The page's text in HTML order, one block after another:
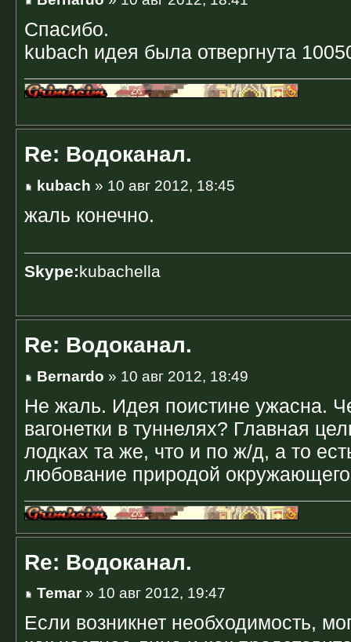
Спасибо.
kubach идея была отвергнута
Re: Водоканал.
kubach » 10 авг 2012, 18:45
жаль конечно.
Skype:kubachella
Re: Водоканал.
Bernardo » 10 авг 2012, 18:49
Не жаль. Идея поистине ужасна.
вагонетки в туннелях? Главная
лодках та же, что и по ж/д, а то
любование природой
Re: Водоканал.
Temar» 10 авг 2012, 19:47
Если возникнет необходимость,